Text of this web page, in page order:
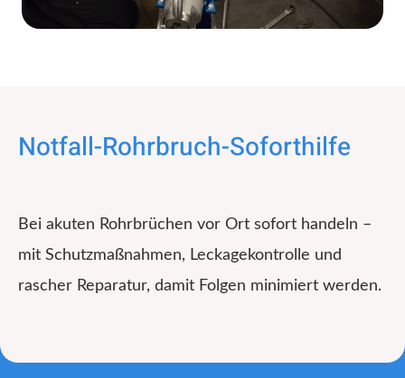
Notfall-Rohrbruch-Soforthilfe
Bei akuten Rohrbrüchen vor Ort sofort handeln –
mit Schutzmaßnahmen, Leckagekontrolle und
rascher Reparatur, damit Folgen minimiert werden.